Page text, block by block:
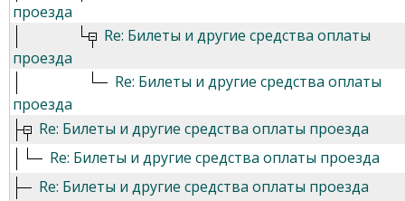
проезда
Re: Билеты и другие средства оплаты
проезда
Re: Билеты и другие средства оплаты
проезда
Re: Билеты и другие средства оплаты проезда
Re: Билеты и другие средства оплаты проезда
Re: Билеты и другие средства оплаты проезда